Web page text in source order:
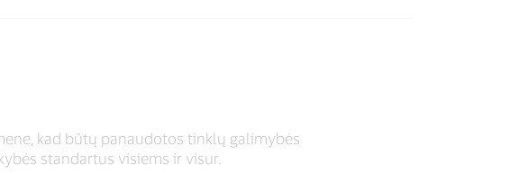
kad būtų panaudotos tinklų galimybės
standartus visiems ir visur.